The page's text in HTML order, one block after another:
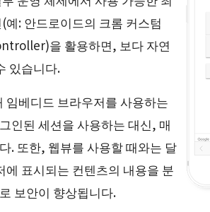
예: 안드로이드의 크롬 커스텀
을 활용하면, 보다 자연
있습니다.
베디드 브라우저를 사용하는
인된 세션을 사용하는 대신, 매
. 또한, 웹뷰를 사용할 때와는 달
표시되는 컨텐츠의 내용을 분
보안이 향상됩니다.